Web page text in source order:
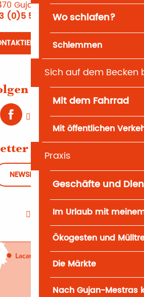
Wo schlafen?
Schlemmen
Sich auf dem Becken
Mit dem Fahrrad
Mit öffentlichen
Praxis
Geschäfte und
Im Urlaub mit
Ökogesten und
Die Märkte
Nach Gujan-Mestras
Gujan-Mestras
(0)5 56 66 12 65
SIE UNS
Sie uns
abonnieren
NEWSLETTER